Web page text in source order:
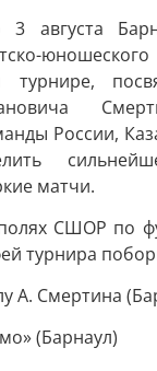
августа
турнире,
России,
матчи.
СШОР по
турнира
А. Смертина
(Барнаул)